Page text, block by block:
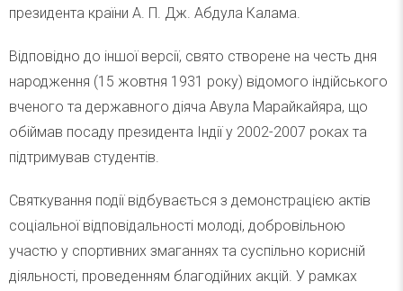
президента країни А. П. Дж. Абдула Калама.
Відповідно до іншої версії, свято створене на честь дня
народження (15 жовтня 1931 року) відомого індійського
вченого та державного діяча Авула Марайкайяра, що
обіймав посаду президента Індії у 2002-2007 роках та
підтримував студентів.
Святкування події відбувається з демонстрацією актів
соціальної відповідальності молоді, добровільною
участю у спортивних змаганнях та суспільно корисній
діяльності, проведенням благодійних акцій. У рамках